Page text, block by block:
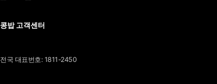
콩밥 고객센터
전국 대표번호: 1811-2450